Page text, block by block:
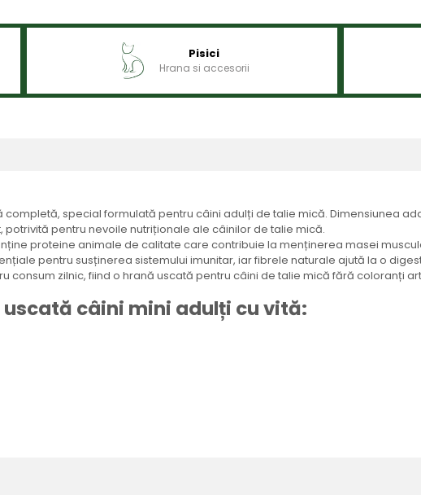
Pisici
Hrana si accesorii
completă, special formulată pentru câini adulți de talie mică. Dimensiunea
pentru nevoile nutriționale ale câinilor de talie mică.
proteine animale de calitate care contribuie la menținerea masei
pentru susținerea sistemului imunitar, iar fibrele naturale ajută la o
consum zilnic, fiind o hrană uscată pentru câini de talie mică fără coloranți
câini mini adulți cu vită: